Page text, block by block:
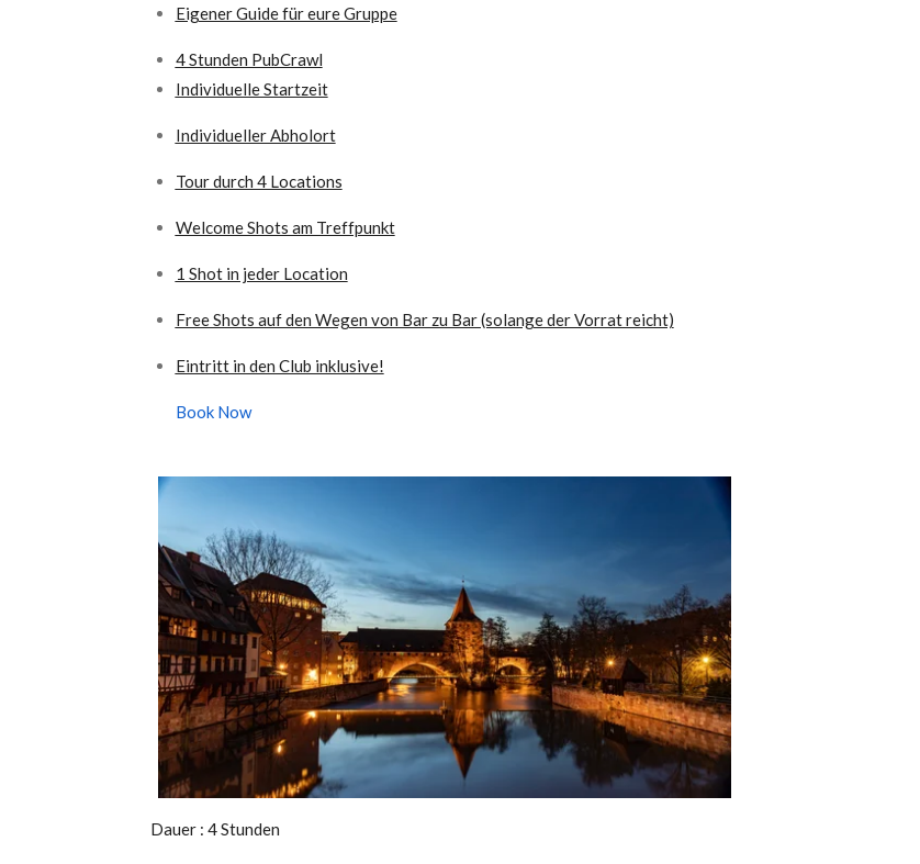
Eigener Guide für eure Gruppe
4 Stunden PubCrawl
Individuelle Startzeit
Individueller Abholort
Tour durch 4 Locations
Welcome Shots am Treffpunkt
1 Shot in jeder Location
Free Shots auf den Wegen von Bar zu Bar (solange der Vorrat reicht)
Eintritt in den Club inklusive!
Book Now
Dauer : 4 Stunden